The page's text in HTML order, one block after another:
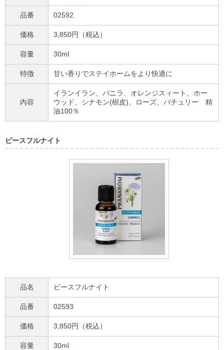
品番 02592
価格 3,850円（税込）
容量 30ml
特徴 甘い香りでステイホームをより快適に
内容
イランイラン、バニラ、オレンジスィート、ホー
ウッド、シナモン(樹皮)、ローズ、パチュリー 精
油100％
ピースフルナイト
品名 ピースフルナイト
品番 02593
価格 3,850円（税込）
容量 30ml